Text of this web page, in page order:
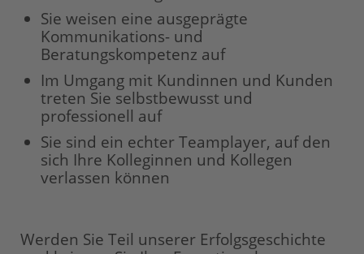
Sie weisen eine ausgeprägte
Kommunikations- und
Beratungskompetenz auf
Im Umgang mit Kundinnen und Kunden
treten Sie selbstbewusst und
professionell auf
Sie sind ein echter Teamplayer, auf den
sich Ihre Kolleginnen und Kollegen
verlassen können
Werden Sie Teil unserer Erfolgsgeschichte